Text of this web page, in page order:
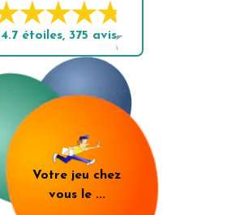
4.7étoiles, 375 avis
Votre jeu chez
vous le ...